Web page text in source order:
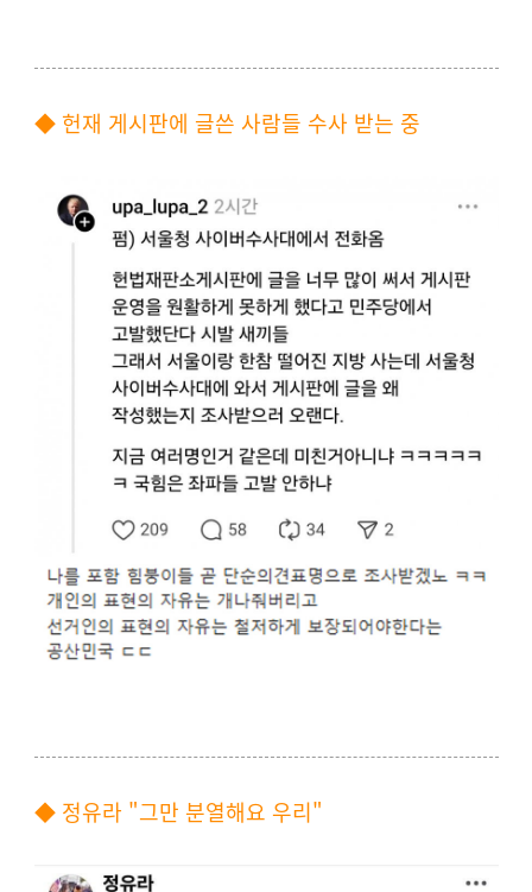
◆ 헌재 게시판에 글쓴 사람들 수사 받는 중
◆ 정유라 "그만 분열해요 우리"